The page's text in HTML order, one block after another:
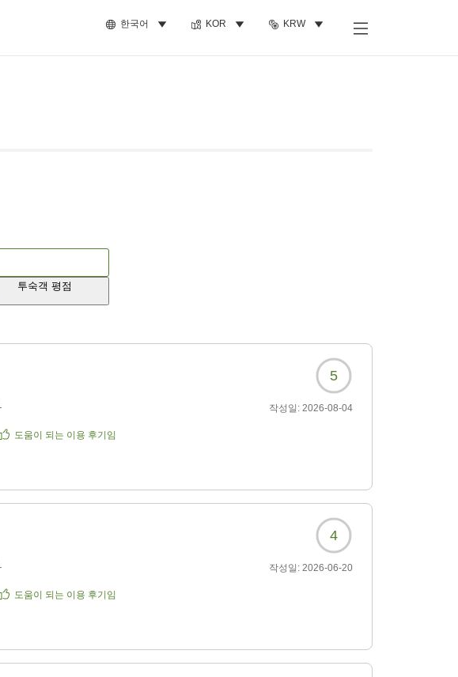
한국어 KOR KRW
투숙객 평점
5
작성일: 2026-08-04
도움이 되는 이용 후기임
4
작성일: 2026-06-20
도움이 되는 이용 후기임